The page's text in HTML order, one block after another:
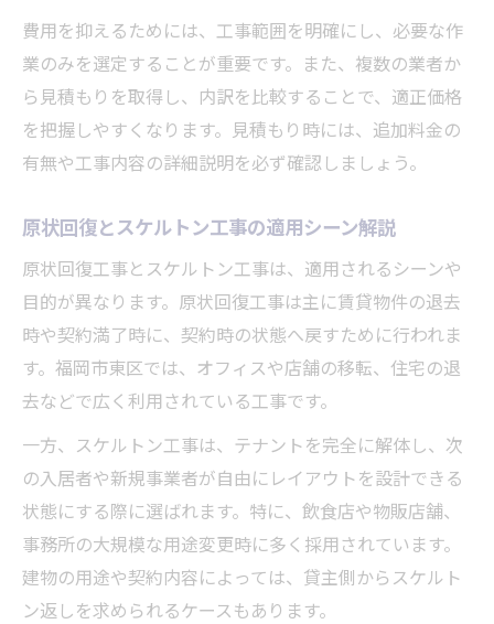
費用を抑えるためには、工事範囲を明確にし、必要な作
業のみを選定することが重要です。また、複数の業者か
ら見積もりを取得し、内訳を比較することで、適正価格
を把握しやすくなります。見積もり時には、追加料金の
有無や工事内容の詳細説明を必ず確認しましょう。
原状回復とスケルトン工事の適用シーン解説
原状回復工事とスケルトン工事は、適用されるシーンや
目的が異なります。原状回復工事は主に賃貸物件の退去
時や契約満了時に、契約時の状態へ戻すために行われま
す。福岡市東区では、オフィスや店舗の移転、住宅の退
去などで広く利用されている工事です。
一方、スケルトン工事は、テナントを完全に解体し、次
の入居者や新規事業者が自由にレイアウトを設計できる
状態にする際に選ばれます。特に、飲食店や物販店舗、
事務所の大規模な用途変更時に多く採用されています。
建物の用途や契約内容によっては、貸主側からスケルト
ン返しを求められるケースもあります。